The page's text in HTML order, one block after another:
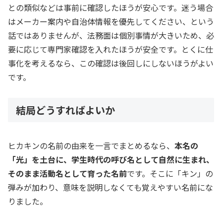
との類似などは事前に確認したほうが安心です。迷う場合
はメーカー案内や自治体情報を優先してください、という
話ではありませんが、法務面は個別事情が大きいため、必
要に応じて専門家確認を入れたほうが安全です。とくに仕
事化を考えるなら、この確認は後回しにしないほうがよい
です。
結局どうすればよいか
ヒカキンの名前の由来を一言でまとめるなら、 本名の
「光」を土台に、学生時代の呼び名として自然に生まれ、
そのまま活動名として育った名前です。そこに「キン」の
弾みが加わり、意味を説明しなくても覚えやすい名前にな
りました。